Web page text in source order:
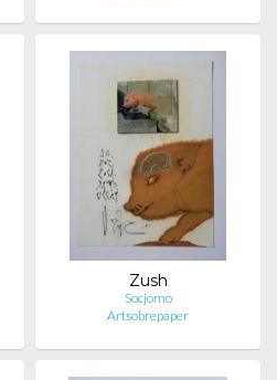
Zush
Socjomo
Artsobrepaper